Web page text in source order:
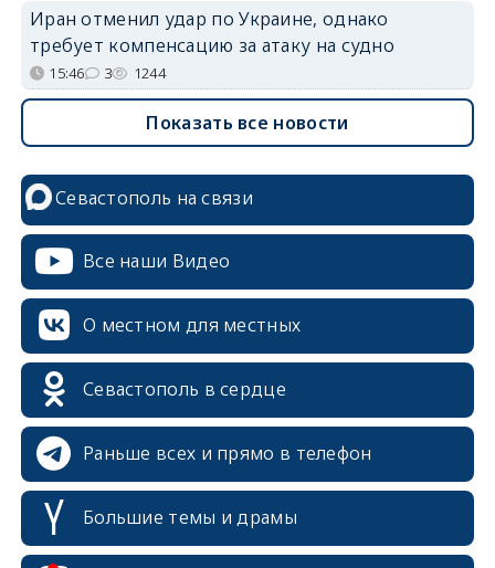
Иран отменил удар по Украине, однако
требует компенсацию за атаку на судно
15:46 3 1244
Показать все новости
Севастополь на связи
Все наши Видео
О местном для местных
Севастополь в сердце
Раньше всех и прямо в телефон
Большие темы и драмы